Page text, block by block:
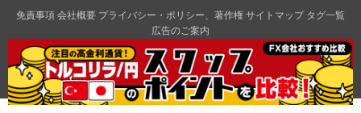
免責事項 会社概要 プライバシー・ポリシー、著作権 サイトマップ タグ一覧
広告のご案内
ダイヤモンド社のサイト ダイヤモンド・オンライン 週刊ダイヤモンド|
ザイ・オンライン
| クリプトインサイト |
2026 Diamond Financial Research,Inc All Rights Reserved.